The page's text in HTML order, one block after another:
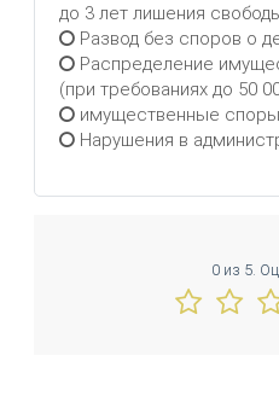
до 3 лет лишения
Развод без споров о
Распределение
(при требованиях до 50
имущественные споры
Нарушения в
0 из 5.